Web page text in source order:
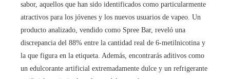
sabor, aquellos que han sido identificados como particularmente
atractivos para los jóvenes y los nuevos usuarios de vapeo. Un
producto analizado, vendido como Spree Bar, reveló una
discrepancia del 88% entre la cantidad real de 6-metilnicotina y
la que figura en la etiqueta. Además, encontrarás aditivos como
un edulcorante artificial extremadamente dulce y un refrigerante